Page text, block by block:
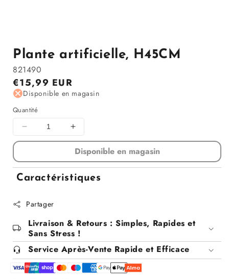
1
dans
la
modale
Plante artificielle, H45CM
821490
Prix
régulier
€15,99 EUR
Disponible en magasin
Quantité
Diminuer
la
pour
Plante
artificielle,
Augmenter
la
quantité
pour
Plante
artificielle,
Disponible en magasin
Caractéristiques
Partager
Livraison & Retours : Simples, Rapides et
Sans Stress !
Service Après-Vente Rapide et Efficace